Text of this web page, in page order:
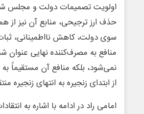
اولویت تصمیمات دولت و مجلس
حذف ارز ترجیحی، منابع آن نیز
سوی دولت، کاهش نااطمینانی، ثبات
منافع به مصرف‌کننده نهایی
نمی‌شود، بلکه منافع آن مستقیماً
از ابتدای زنجیره به انتهای زنجیره
امامی راد در ادامه با اشاره به